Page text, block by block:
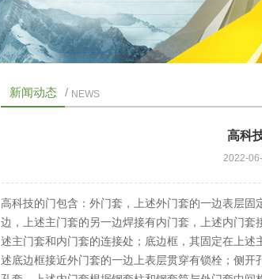
新闻动态 / NEWS
高科
2022-
高科技的门包含：外门套，上述外门套的一边表层
边，上述主门套的另一边焊接有内门套，上述内门
述主门套和内门套的连接处；底边框，其固定在上
述底边框接近外门套的一边上表层贯穿有锁栓；侧